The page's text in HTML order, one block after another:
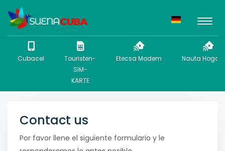
Cubacel
Touristen-
SIM-
KARTE
Etecsa Modem Nauta Hogar
Contact us
Por favor llene el siguiente formulario y le